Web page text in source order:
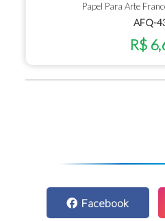
Papel Para Arte
AFQ-
R$
Facebook